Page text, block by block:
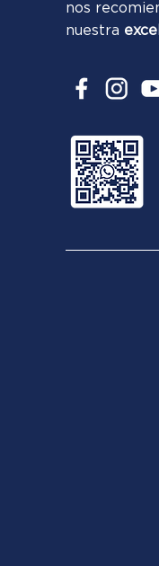
nos
nuestra